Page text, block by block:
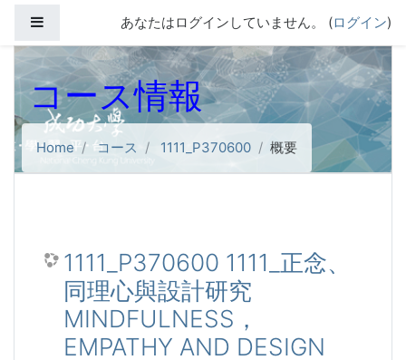
サイドパネルあなたはログインしていません。 (ログイン)
コース情報
Home コース 1111_P370600 概要
1111_P370600 1111_正念、
同理心與設計研究
MINDFULNESS，
EMPATHY AND DESIGN